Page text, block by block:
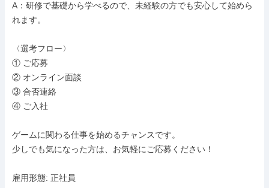
A：研修で基礎から学べるので、未経験の方でも安心して始めら
れます。
〈選考フロー〉
① ご応募
② オンライン面談
③ 合否連絡
④ ご入社
ゲームに関わる仕事を始めるチャンスです。
少しでも気になった方は、お気軽にご応募ください！
雇用形態: 正社員